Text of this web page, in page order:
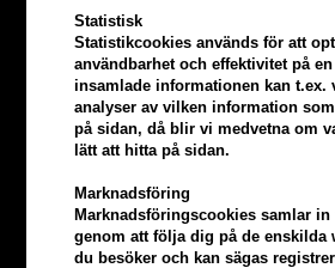
Statistisk
Statistikcookies används för att
användbarhet och effektivitet på
insamlade informationen kan t.ex.
analyser av vilken information
på sidan, då blir vi medvetna om
lätt att hitta på sidan.
Marknadsföring
Marknadsföringscookies samlar
genom att följa dig på de enskilda
du besöker och kan sägas
Tjäna5% bonus
beställning